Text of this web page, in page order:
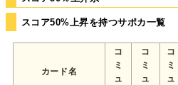
スコア50%上昇を持つサポカ一覧
カード名
コ
ミ
ュ
コ
ミ
ュ
コ
ミ
ュ